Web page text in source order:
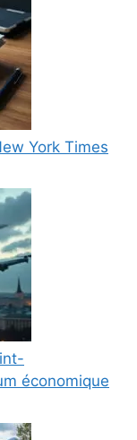
York Times
économique